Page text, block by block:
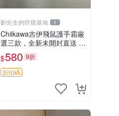
劉先生的挖寶基地 1
Chiikawa吉伊飛鼠護手霜厳
選三款，全新未開封直送 飛
鼠 護手霜 吉伊三款 新貨
$580 9折
折扣碼